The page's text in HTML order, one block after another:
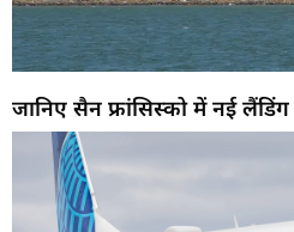
जानिए सैन फ्रांसिस्को में नई लैंडिंग